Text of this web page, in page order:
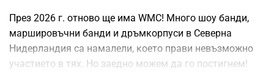
През 2026 г. отново ще има WMC! Много шоу банди,
маршировъчни банди и дръмкорпуси в Северна
Нидерландия са намалели, което прави невъзможно
участието в тях. Но заедно можем да го постигнем!